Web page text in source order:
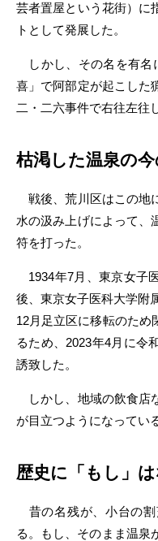
芸者置屋という花街）に
トとして発展した。
しかし、その名を有名
喜」で阿部定が起こした
二・二六事件で右往左往
枯渇した温泉の今
戦後、荒川区はこの地
水の汲み上げによって、
符を打った。
1934年7月、東京女子
後、東京女子医科大学附
12月足立区に移転のため
るため、2023年4月に令
誘致した。
しかし、地域の飲食店
が目立つようになっている
歴史に「もし」
昔の名残が、小台の割
る。もし、そのまま温泉